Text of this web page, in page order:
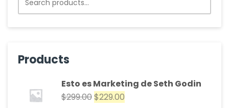
Products
Esto es Marketing de Seth Godin
$299.00$229.00